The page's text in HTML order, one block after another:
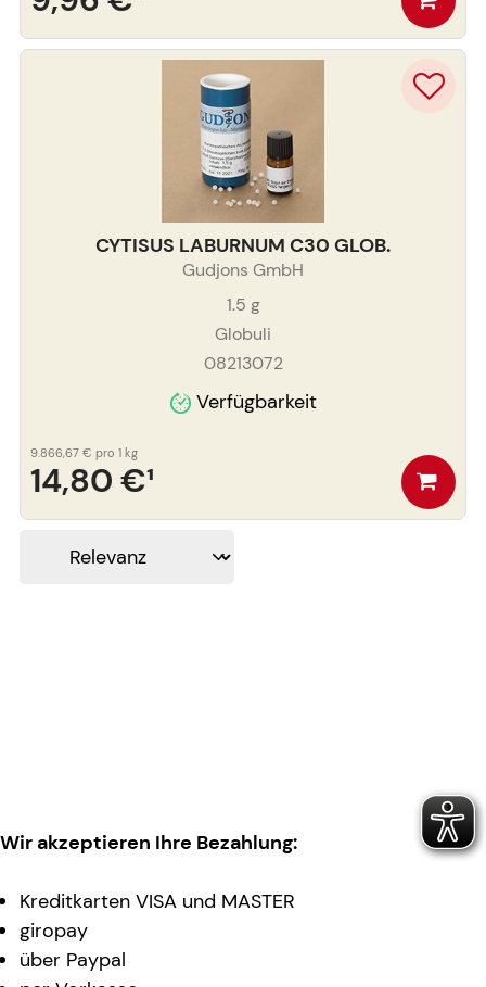
CYTISUS LABURNUM C30 GLOB.
Gudjons GmbH
1.5 g
Globuli
08213072
Verfügbarkeit
14,80 €¹
9.866,67 € pro 1 kg
Wir akzeptieren Ihre Bezahlung:
Kreditkarten VISA und MASTER
giropay
über Paypal